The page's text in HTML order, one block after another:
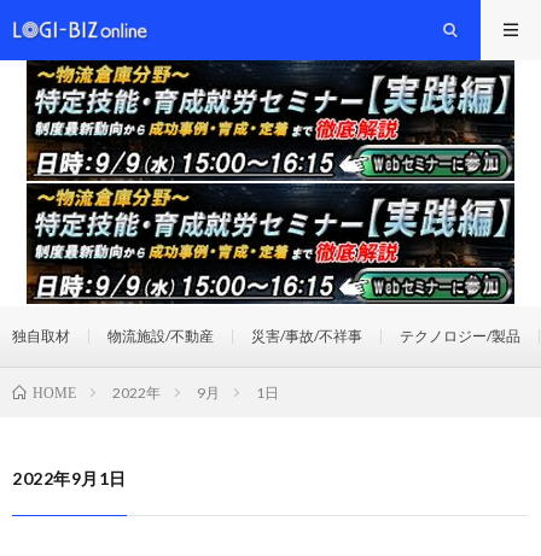
独自取材 物流施設/不動産 災害/事故/不祥事 テクノロジー/製品
HOME 2022年 9月 1日
2022年9月1日